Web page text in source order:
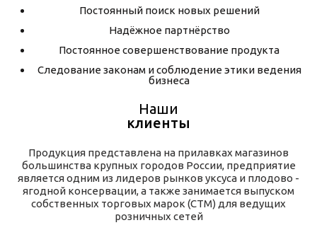
Постоянный поиск новых решений
Надёжное партнёрство
Постоянное совершенствование продукта
Следование законам и соблюдение этики ведения
бизнеса
Наши
клиенты
Продукция представлена на прилавках магазинов
большинства крупных городов России, предприятие
является одним из лидеров рынков уксуса и плодово -
ягодной консервации, а также занимается выпуском
собственных торговых марок (СТМ) для ведущих
розничных сетей